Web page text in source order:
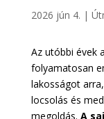
2026 jún 4. |
Az utóbbi évek
folyamatosan
lakosságot
locsolás és
megoldás. A